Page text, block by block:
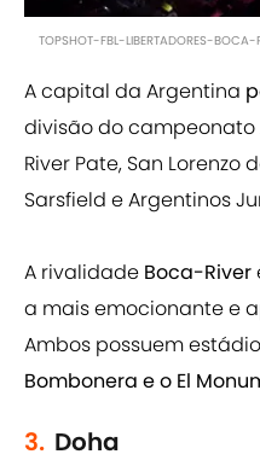
TOPSHOT-FBL-LIBERTADORES-
A capital da Argentina
divisão do campeonato
River Pate, San Lorenzo
Sarsfield e Argentinos
A rivalidade Boca-River
a mais emocionante e
Ambos possuem
Bombonera e o El
3. Doha